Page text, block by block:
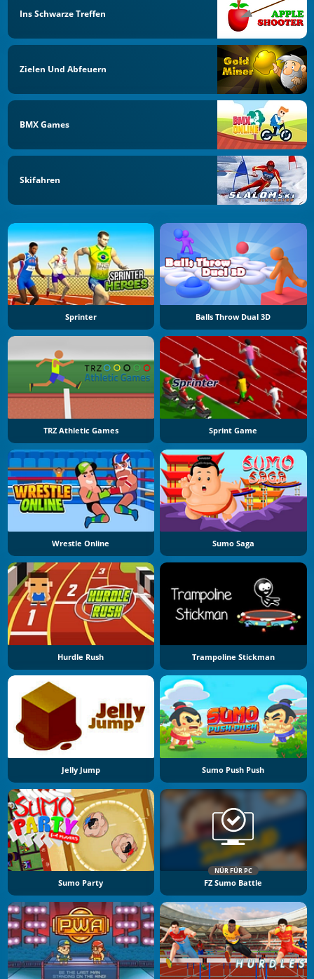
Ins Schwarze Treffen
Zielen Und Abfeuern
BMX Games
Skifahren
Sprinter Balls Throw Dual 3D
TRZ Athletic Games Sprint Game
Wrestle Online Sumo Saga
Hurdle Rush Trampoline Stickman
Jelly Jump Sumo Push Push
Sumo Party
NÜR FÜR PC
FZ Sumo Battle